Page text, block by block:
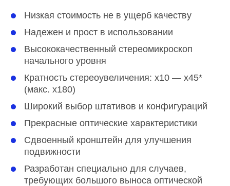
Низкая стоимость не в ущерб качеству
Надежен и прост в использовании
Высококачественный стереомикроскоп
начального уровня
Кратность стереоувеличения: х10 — х45*
(макс. х180)
Широкий выбор штативов и конфигураций
Прекрасные оптические характеристики
Сдвоенный кронштейн для улучшения
подвижности
Разработан специально для случаев,
требующих большого выноса оптической